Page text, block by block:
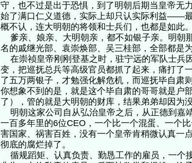
守，也不过是出于恐惧，到了明朝后期当皇帝无
始了满口仁义道德，实际上却只认实际利益——
概不认，连大明朝的将领和士兵们，也都是如
爹亲、娘亲、大明朝亲，都不如银子亲。明朝
名的戚继光部、袁崇焕部、吴三桂部，全部都
在崇祯皇帝刚刚登基之时，驻宁远的军队士兵
变，把巡抚总兵等高级官员都抓了起来，痛打了
了五万两银子，才勉强化解危机，而巡抚毕自
你想象不到的是，就是这个毕自肃的哥哥就是户
了），管的就是大明朝的财库，结果弟弟却因
明朝这家公司自从弘治皇帝之后，从正德到嘉
一百多年里的6位CEO，一个比一个混蛋、一个
害国家、祸害百姓，没有一个皇帝肯稍微认真一
彻底的腐烂掉了。
循规蹈矩、认真负责、勤恳工作的雇员，一个